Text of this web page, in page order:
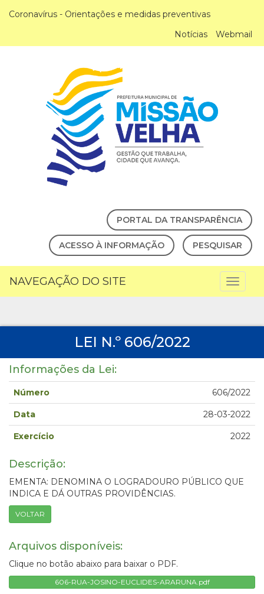
Coronavírus - Orientações e medidas preventivas
Notícias
Webmail
PORTAL DA TRANSPARÊNCIA
ACESSO À INFORMAÇÃO PESQUISAR
NAVEGAÇÃO DO SITE
LEI N.º 606/2022
Informações da Lei:
Número 606/2022
Data 28-03-2022
Exercício 2022
Descrição:
EMENTA: DENOMINA O LOGRADOURO PÚBLICO QUE
INDICA E DÁ OUTRAS PROVIDÊNCIAS.
VOLTAR
Arquivos disponíveis:
Clique no botão abaixo para baixar o PDF.
606-RUA-JOSINO-EUCLIDES-ARARUNA.pdf